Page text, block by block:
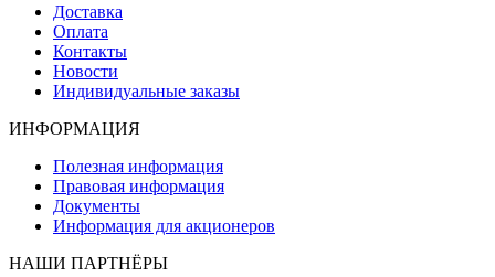
Доставка
Оплата
Контакты
Новости
Индивидуальные заказы
ИНФОРМАЦИЯ
Полезная информация
Правовая информация
Документы
Информация для акционеров
НАШИ ПАРТНЁРЫ